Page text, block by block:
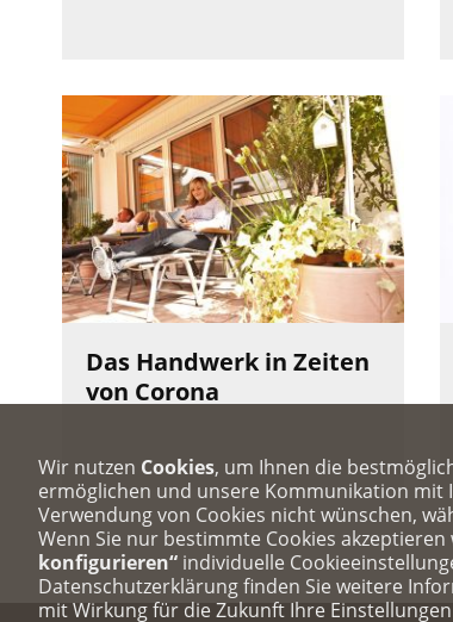
Das Handwerk in Zeiten
von Corona
Wir nutzen Cookies, um Ihnen die
ermöglichen und unsere Kommunikation mit
Verwendung von Cookies nicht wünschen,
Wenn Sie nur bestimmte Cookies
konfigurieren“ individuelle
Datenschutzerklärung finden Sie weitere
mit Wirkung für die Zukunft Ihre